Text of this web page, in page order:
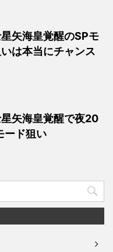
星矢海皇覚醒のSPモ
は本当にチャンス
星矢海皇覚醒で夜20
ード狙い